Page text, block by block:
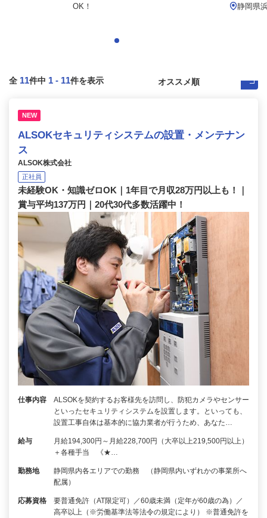
OK！
静岡県
全 11件中 1 - 11件を表示
NEW
ALSOKセキュリティシステムの設置・メンテナン
ス
ALSOK株式会社
正社員
未経験OK・知識ゼロOK｜1年目で月収28万円以上も！｜
賞与平均137万円｜20代30代多数活躍中！
仕事内容
ALSOKを契約するお客様先を訪問し、防犯カメラやセンサー
といったセキュリティシステムを設置します。といっても、
設置工事自体は基本的に協力業者が行うため、あなた…
給与
月給194,300円～月給228,700円（大卒以上219,500円以上）
＋各種手当 《★…
勤務地
静岡県内各エリアでの勤務 （静岡県内いずれかの事業所へ
配属）
応募資格
要普通免許（AT限定可）／60歳未満（定年が60歳の為）／
高卒以上（※労働基準法等法令の規定により） ※普通免許を